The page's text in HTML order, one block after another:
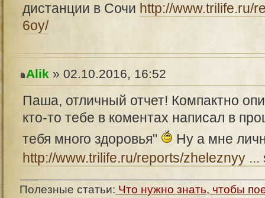
дистанции в Сочи http://www.trilife.ru/
6oy/
Alik » 02.10.2016, 16:52
Паша, отличный отчет! Компактно
кто-то тебе в коментах написал в
тебя много здоровья"
Ну а мне
http://www.trilife.ru/reports/zheleznyy ...
Полезные статьи: Что нужно знать, чтобы